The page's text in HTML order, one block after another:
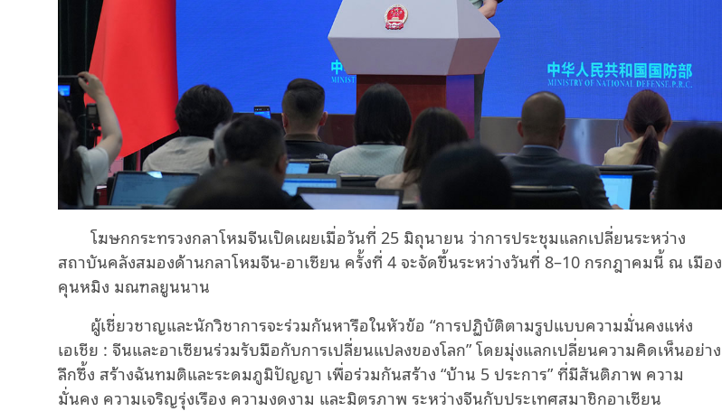
โฆษกกระทรวงกลาโหมจีนเปิดเผยเมื่อวันที่ 25 มิถุนายน ว่าการประชุมแลกเปลี่ยนระหว่าง
สถาบันคลังสมองด้านกลาโหมจีน-อาเซียน ครั้งที่ 4 จะจัดขึ้นระหว่างวันที่ 8–10 กรกฎาคมนี้ ณ เมือง
คุนหมิง มณฑลยูนนาน
ผู้เชี่ยวชาญและนักวิชาการจะร่วมกันหารือในหัวข้อ “การปฏิบัติตามรูปแบบความมั่นคงแห่ง
เอเชีย : จีนและอาเซียนร่วมรับมือกับการเปลี่ยนแปลงของโลก” โดยมุ่งแลกเปลี่ยนความคิดเห็นอย่าง
ลึกซึ้ง สร้างฉันทมติและระดมภูมิปัญญา เพื่อร่วมกันสร้าง “บ้าน 5 ประการ” ที่มีสันติภาพ ความ
มั่นคง ความเจริญรุ่งเรือง ความงดงาม และมิตรภาพ ระหว่างจีนกับประเทศสมาชิกอาเซียน